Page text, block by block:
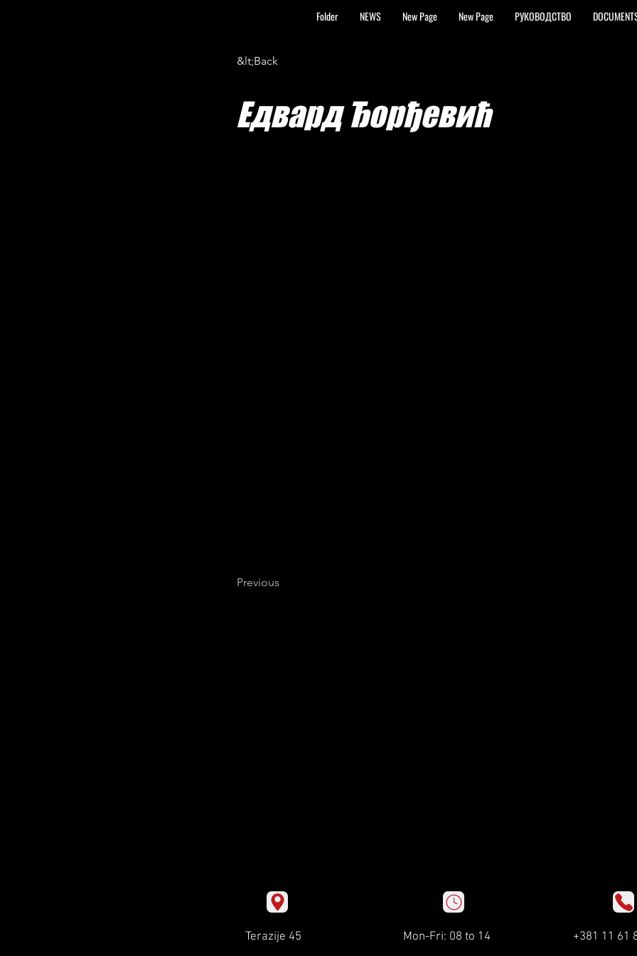
Folder NEWS New Page New Page РУКОВОДСТВО
&lt;Back
Едвард Ђорђевић
Previous
Terazije 45 Mon-Fri: 08 to 14 +381 11 61